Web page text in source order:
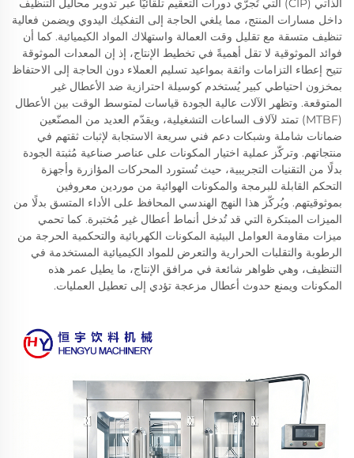
الذاتي (CIP) التي تُجرّي دورات التعقيم تلقائيًّا عبر تدوير محاليل التنظيف
داخل مسارات المنتج، مما يلغي الحاجة إلى التفكيك اليدوي ويضمن فعالية
تنظيف متسقة مع تقليل وقت العمالة واستهلاك المواد الكيميائية. كما أن
فوائد الموثوقية لا تقل أهميةً في تخطيط الإنتاج، إذ إن المعدات الموثوقة
تتيح إعطاء التزامات واثقة بمواعيد تسليم العملاء دون الحاجة إلى الاحتفاظ
بمخزون احتياطي كبير يُستخدم كوسيلة احترازية ضد الأعطال غير
المتوقعة. وتظهر الآلات عالية الجودة قياسات لمتوسط الوقت بين الأعطال
(MTBF) تمتد لآلاف الساعات التشغيلية، ويقدّم العديد من المصنّعين
ضمانات شاملة وشبكات دعم فني سريعة الاستجابة لإثبات ثقتهم في
منتجاتهم. وتركّز عملية اختيار المكونات على عناصر صناعية مُثبتة الجودة
بدلًا من التقنيات التجريبية، حيث تُستورد المحركات المؤازرة وأجهزة
التحكم القابلة للبرمجة والمكونات الهوائية من موردين معروفين
بموثوقيتهم. ويُركّز هذا النهج الهندسي المحافظ على الأداء المتسق بدلًا من
الميزات المبتكرة التي قد تُدخل أنماط أعطال غير مُختبرة. كما تحمي
ميزات مقاومة العوامل البيئية المكونات الكهربائية والتحكمية الحرجة من
الرطوبة والتقلبات الحرارية والتعرض للمواد الكيميائية المستخدمة في
التنظيف، وهي ظواهر شائعة في مرافق الإنتاج، ما يطيل عمر هذه
المكونات ويمنع حدوث أعطال مزعجة تؤدي إلى تعطيل العمليات.